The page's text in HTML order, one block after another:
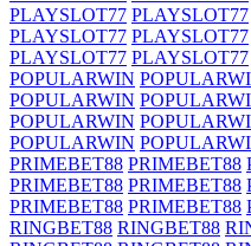
PLAYSLOT77 PLAYSLOT77
PLAYSLOT77 PLAYSLOT77
PLAYSLOT77 PLAYSLOT77
POPULARWIN
POPULARWIN
POPULARWIN
POPULARWIN
PRIMEBET88 PRIMEBET88
PRIMEBET88 PRIMEBET88
PRIMEBET88 PRIMEBET88
RINGBET88 RINGBET88